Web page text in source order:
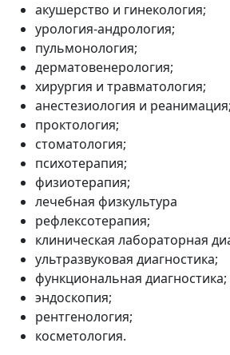
акушерство и гинекология;
урология-андрология;
пульмонология;
дерматовенерология;
хирургия и травматология;
анестезиология и реанимация;
проктология;
стоматология;
психотерапия;
физиотерапия;
лечебная физкультура
рефлексотерапия;
клиническая лабораторная
ультразвуковая диагностика;
функциональная диагностика;
эндоскопия;
рентгенология;
косметология.